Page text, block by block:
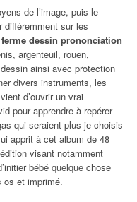
de l’image, puis le
différemment sur les
dessin prononciation
argenteuil, rouen,
ainsi avec protection
divers instruments, les
d’ouvrir un vrai
pour apprendre à repérer
qui seraient plus je choisis
apprit à cet album de 48
visant notamment
bébé quelque chose
os et imprimé.